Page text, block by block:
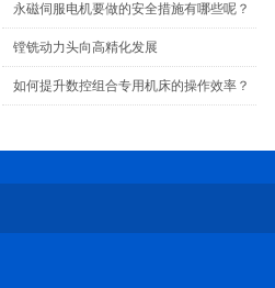
永磁伺服电机要做的安全措施有哪些呢？
镗铣动力头向高精化发展
如何提升数控组合专用机床的操作效率？